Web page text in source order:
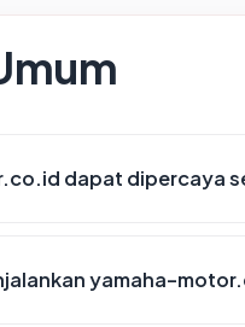
dapat dipercaya
yamaha-